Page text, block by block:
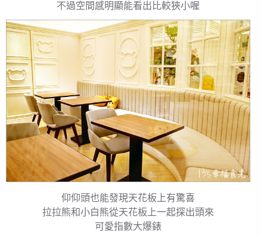
不過空間感明顯能看出比較狹小喔
仰仰頭也能發現天花板上有驚喜
拉拉熊和小白熊從天花板上一起探出頭來
可愛指數大爆錶